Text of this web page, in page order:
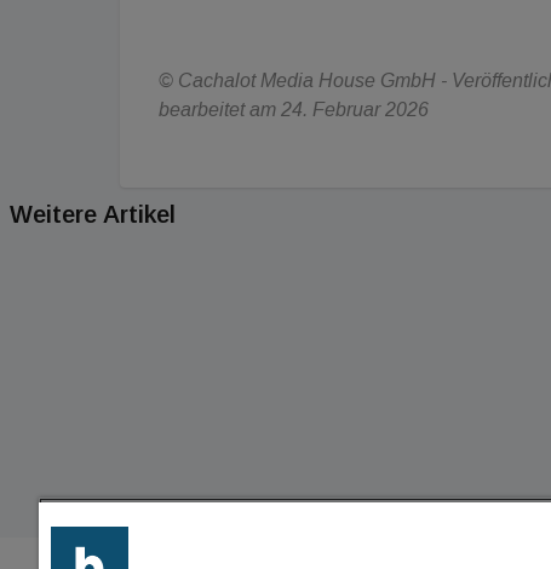
© Cachalot Media House GmbH -
bearbeitet am 24. Februar 2026
Weitere Artikel